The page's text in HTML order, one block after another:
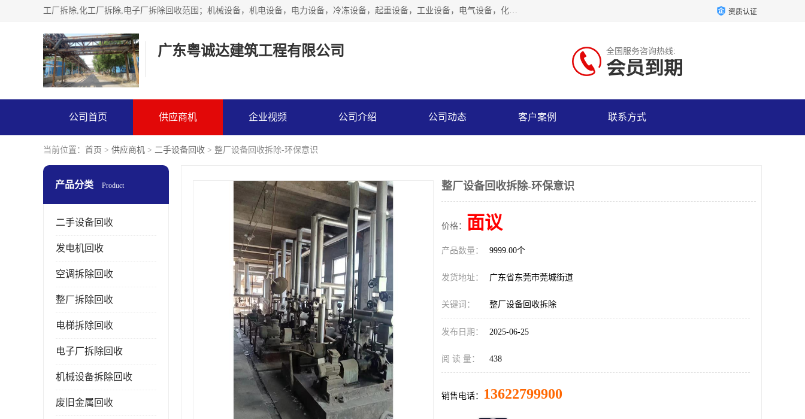
工厂拆除,化工厂拆除,电子厂拆除回收范围；机械设备，机电设备，电力设备，冷冻设备，起重设备，工业设备，电气设备，化工设备，木工设备，纺织设备，印染设备，水洗设备，电力物资，废旧金属，废旧物资，二手锅炉，二手电梯。 资质认证
广东粤诚达建筑工程有限公司 全国服务咨询热线:
会员到期
公司首页 供应商机 企业视频 公司介绍 公司动态 客户案例 联系方式
当前位置： 首页 > 供应商机 > 二手设备回收 > 整厂设备回收拆除-环保意识
产品分类 Product
二手设备回收
发电机回收
空调拆除回收
整厂拆除回收
电梯拆除回收
电子厂拆除回收
机械设备拆除回收
废旧金属回收
整厂设备回收拆除-环保意识
价格： 面议
产品数量： 9999.00个
发货地址： 广东省东莞市莞城街道
关键词： 整厂设备回收拆除
发布日期： 2025-06-25
阅 读 量： 438
销售电话： 13622799900